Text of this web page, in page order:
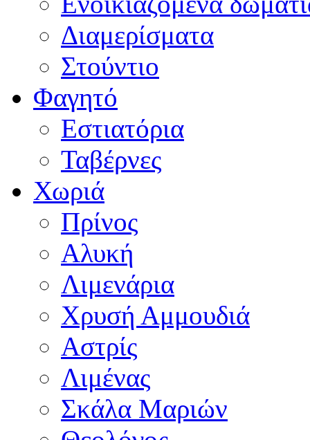
Διαμερίσματα
Στούντιο
Φαγητό
Εστιατόρια
Ταβέρνες
Χωριά
Πρίνος
Αλυκή
Λιμενάρια
Χρυσή Αμμουδιά
Αστρίς
Λιμένας
Σκάλα Μαριών